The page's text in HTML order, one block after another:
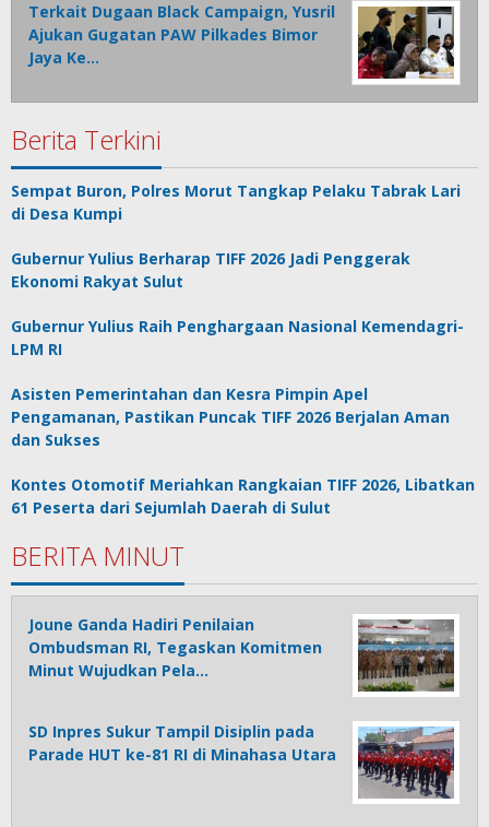
Terkait Dugaan Black Campaign, Yusril
Ajukan Gugatan PAW Pilkades Bimor
Jaya Ke…
Berita Terkini
Sempat Buron, Polres Morut Tangkap Pelaku Tabrak Lari
di Desa Kumpi
Gubernur Yulius Berharap TIFF 2026 Jadi Penggerak
Ekonomi Rakyat Sulut
Gubernur Yulius Raih Penghargaan Nasional Kemendagri-
LPM RI
Asisten Pemerintahan dan Kesra Pimpin Apel
Pengamanan, Pastikan Puncak TIFF 2026 Berjalan Aman
dan Sukses
Kontes Otomotif Meriahkan Rangkaian TIFF 2026, Libatkan
61 Peserta dari Sejumlah Daerah di Sulut
BERITA MINUT
Joune Ganda Hadiri Penilaian
Ombudsman RI, Tegaskan Komitmen
Minut Wujudkan Pela…
SD Inpres Sukur Tampil Disiplin pada
Parade HUT ke-81 RI di Minahasa Utara